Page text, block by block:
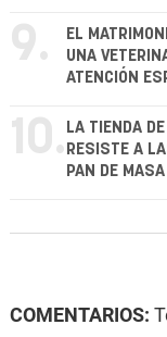
9.
EL
UNA
ATENCIÓN
10. LA TIENDA
RESISTE A
PAN DE
COMENTARIOS: